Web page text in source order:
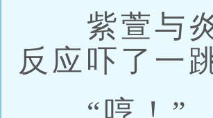
紫萱与炎
反应吓了一